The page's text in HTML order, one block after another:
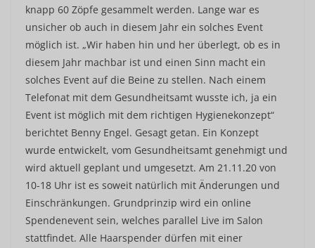
knapp 60 Zöpfe gesammelt werden. Lange war es
unsicher ob auch in diesem Jahr ein solches Event
möglich ist. „Wir haben hin und her überlegt, ob es in
diesem Jahr machbar ist und einen Sinn macht ein
solches Event auf die Beine zu stellen. Nach einem
Telefonat mit dem Gesundheitsamt wusste ich, ja ein
Event ist möglich mit dem richtigen Hygienekonzept“
berichtet Benny Engel. Gesagt getan. Ein Konzept
wurde entwickelt, vom Gesundheitsamt genehmigt und
wird aktuell geplant und umgesetzt. Am 21.11.20 von
10-18 Uhr ist es soweit natürlich mit Änderungen und
Einschränkungen. Grundprinzip wird ein online
Spendenevent sein, welches parallel Live im Salon
stattfindet. Alle Haarspender dürfen mit einer